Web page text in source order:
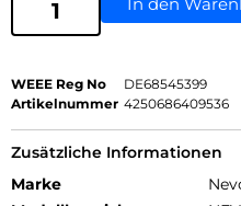
In den
WEEE Reg No
DE68545399
Artikelnummer 4250686409536
Zusätzliche Informationen
Marke